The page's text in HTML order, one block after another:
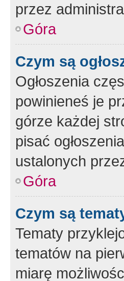
przez
Góra
Czym są
Ogłoszenia
powinieneś je
górze każdej
pisać
ustalonych
Góra
Czym są
Tematy
tematów na
miarę